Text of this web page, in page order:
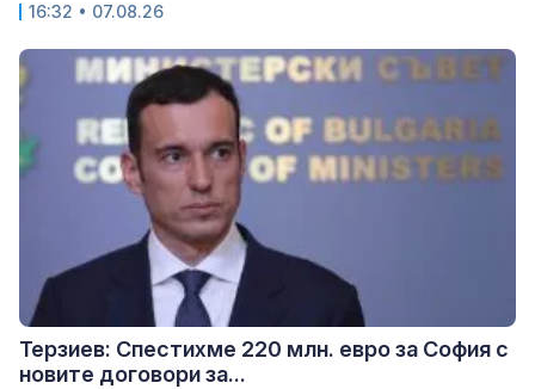
16:32 • 07.08.26
Терзиев: Спестихме 220 млн. евро за София с
новите договори за...